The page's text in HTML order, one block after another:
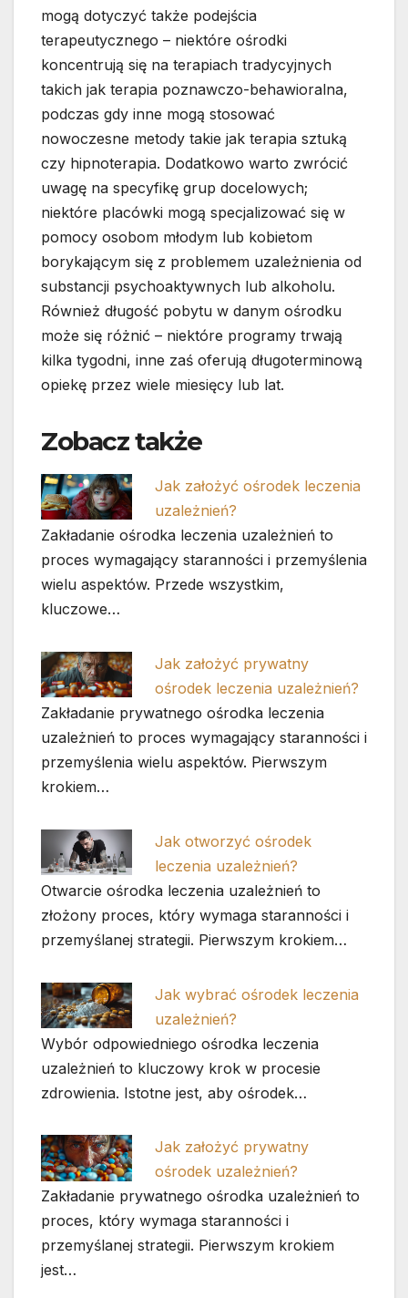
mogą dotyczyć także podejścia
terapeutycznego – niektóre ośrodki
koncentrują się na terapiach tradycyjnych
takich jak terapia poznawczo-behawioralna,
podczas gdy inne mogą stosować
nowoczesne metody takie jak terapia sztuką
czy hipnoterapia. Dodatkowo warto zwrócić
uwagę na specyfikę grup docelowych;
niektóre placówki mogą specjalizować się w
pomocy osobom młodym lub kobietom
borykającym się z problemem uzależnienia od
substancji psychoaktywnych lub alkoholu.
Również długość pobytu w danym ośrodku
może się różnić – niektóre programy trwają
kilka tygodni, inne zaś oferują długoterminową
opiekę przez wiele miesięcy lub lat.
Zobacz także
Jak założyć ośrodek leczenia
uzależnień?
Zakładanie ośrodka leczenia uzależnień to
proces wymagający staranności i przemyślenia
wielu aspektów. Przede wszystkim,
kluczowe…
Jak założyć prywatny
ośrodek leczenia uzależnień?
Zakładanie prywatnego ośrodka leczenia
uzależnień to proces wymagający staranności i
przemyślenia wielu aspektów. Pierwszym
krokiem…
Jak otworzyć ośrodek
leczenia uzależnień?
Otwarcie ośrodka leczenia uzależnień to
złożony proces, który wymaga staranności i
przemyślanej strategii. Pierwszym krokiem…
Jak wybrać ośrodek leczenia
uzależnień?
Wybór odpowiedniego ośrodka leczenia
uzależnień to kluczowy krok w procesie
zdrowienia. Istotne jest, aby ośrodek…
Jak założyć prywatny
ośrodek uzależnień?
Zakładanie prywatnego ośrodka uzależnień to
proces, który wymaga staranności i
przemyślanej strategii. Pierwszym krokiem
jest…